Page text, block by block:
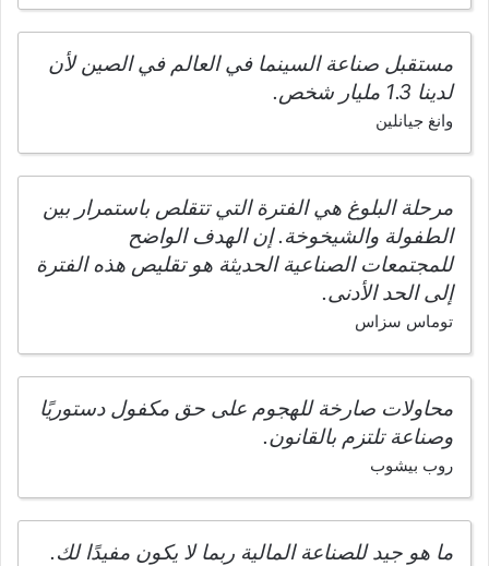
مستقبل صناعة السينما في العالم في الصين لأن
لدينا 1.3 مليار شخص.
وانغ جيانلين
مرحلة البلوغ هي الفترة التي تتقلص باستمرار بين
الطفولة والشيخوخة. إن الهدف الواضح
للمجتمعات الصناعية الحديثة هو تقليص هذه الفترة
إلى الحد الأدنى.
توماس سزاس
محاولات صارخة للهجوم على حق مكفول دستوريًا
وصناعة تلتزم بالقانون.
روب بيشوب
ما هو جيد للصناعة المالية ربما لا يكون مفيدًا لك.